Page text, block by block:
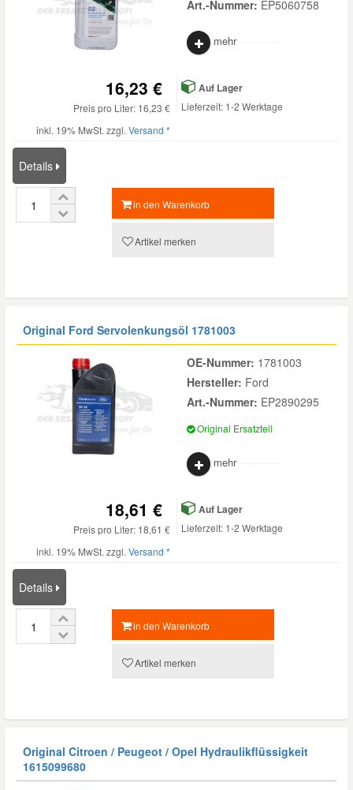
Art.-Nummer: EP5060758
mehr
16,23 €
Preis pro Liter: 16,23 €
inkl. 19% MwSt. zzgl. Versand *
Auf Lager
Lieferzeit: 1-2 Werktage
Details
in den Warenkorb
Artikel merken
Original Ford Servolenkungsöl 1781003
OE-Nummer: 1781003
Hersteller: Ford
Art.-Nummer: EP2890295
Original Ersatzteil
mehr
18,61 €
Preis pro Liter: 18,61 €
inkl. 19% MwSt. zzgl. Versand *
Auf Lager
Lieferzeit: 1-2 Werktage
Details
in den Warenkorb
Artikel merken
Original Citroen / Peugeot / Opel Hydraulikflüssigkeit
1615099680